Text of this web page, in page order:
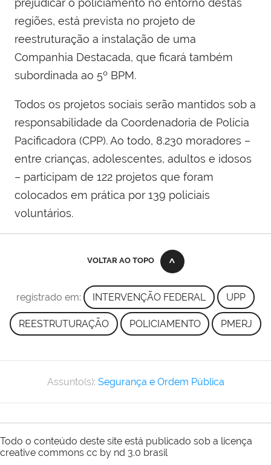
prejudicar o policiamento no entorno destas
regiões, está prevista no projeto de
reestruturação a instalação de uma
Companhia Destacada, que ficará também
subordinada ao 5º BPM.
Todos os projetos sociais serão mantidos sob a
responsabilidade da Coordenadoria de Polícia
Pacificadora (CPP). Ao todo, 8.230 moradores –
entre crianças, adolescentes, adultos e idosos
– participam de 122 projetos que foram
colocados em prática por 139 policiais
voluntários.
VOLTAR AO TOPO
registrado em: INTERVENÇÃO FEDERAL UPP
REESTRUTURAÇÃO POLICIAMENTO PMERJ
Assunto(s): Segurança e Ordem Pública
Todo o conteúdo deste site está publicado sob a licença
creative commons cc by nd 3.0 brasil